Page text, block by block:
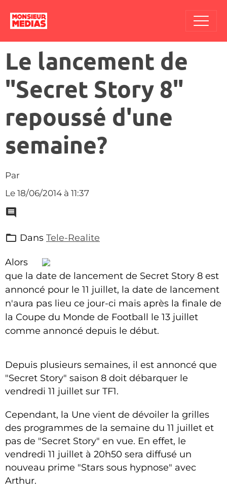
Le lancement de
"Secret Story 8"
repoussé d'une
semaine?
Par
Le 18/06/2014 à 11:37
Dans Tele-Realite
Alors
que la date de lancement de Secret Story 8 est
annoncé pour le 11 juillet, la date de lancement
n'aura pas lieu ce jour-ci mais après la finale de
la Coupe du Monde de Football le 13 juillet
comme annoncé depuis le début.
Depuis plusieurs semaines, il est annoncé que
"Secret Story" saison 8 doit débarquer le
vendredi 11 juillet sur TF1.
Cependant, la Une vient de dévoiler la grilles
des programmes de la semaine du 11 juillet et
pas de "Secret Story" en vue. En effet, le
vendredi 11 juillet à 20h50 sera diffusé un
nouveau prime "Stars sous hypnose" avec
Arthur.